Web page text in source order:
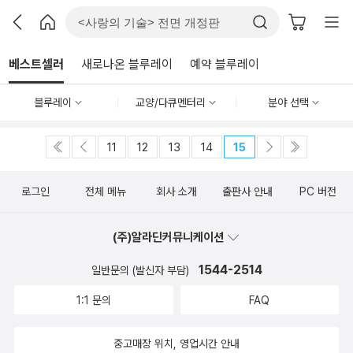
베스트셀러 새로나온 블루레이 예약 블루레이
블루레이 교양/다큐멘터리 분야 선택
11 12 13 14 15
로그인 전체 메뉴 회사 소개 출판사 안내 PC 버전
(주)알라딘커뮤니케이션
일반문의 (발신자 부담) 1544-2514
1:1 문의 FAQ
중고매장 위치, 영업시간 안내